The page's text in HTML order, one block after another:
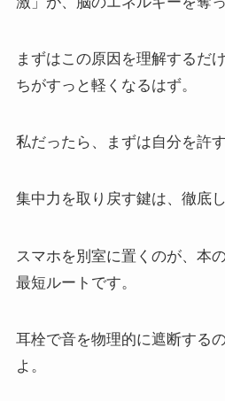
まずはこの原因を理解するだ
ちがすっと軽くなるはず。
私だったら、まずは自分を許
集中力を取り戻す鍵は、徹底
スマホを別室に置くのが、本
最短ルートです。
耳栓で音を物理的に遮断する
よ。